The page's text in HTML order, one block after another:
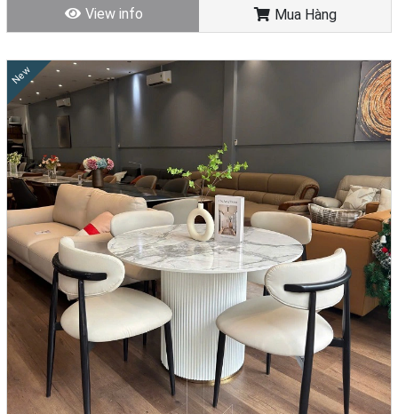
+ Những bộ bàn ăn 4 ghế tại Nhà Decor có giá thành từ bình dân đến
+ Đội ngũ nhân viên tư vấn nhiệt tình, có nhiều năm kinh nghiệm,
quý khách có thể chọn tư vấn online nhanh chóng hoặc đến cửa
hàng để trực tiếp trải nghiệm những sản phẩm của chúng tôi.
+ Chính sách ưu đãi, giảm giá, bảo hành và hậu mãi lâu dài, miễn phí
vận chuyển trong nội thành giúp quý khách yên tâm về giá cả cũng
như chất lượng khi mua bộ bàn ăn 4 ghế.
View info Mua Hàng
New